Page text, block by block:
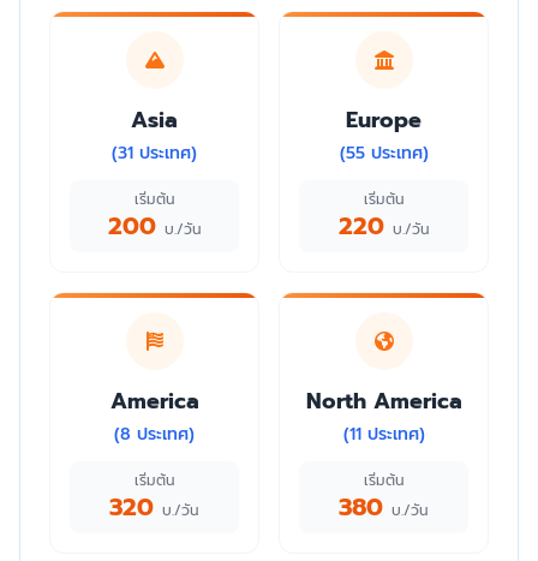
Asia
(31 ประเทศ)
เริ่มต้น
200 บ./วัน
Europe
(55 ประเทศ)
เริ่มต้น
220 บ./วัน
America
(8 ประเทศ)
เริ่มต้น
320 บ./วัน
North America
(11 ประเทศ)
เริ่มต้น
380 บ./วัน